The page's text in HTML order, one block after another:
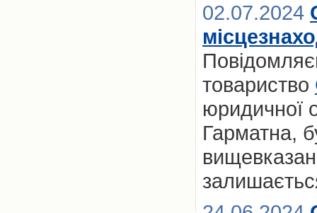
02.07.2024
товариство
юридичної
Гарматна,